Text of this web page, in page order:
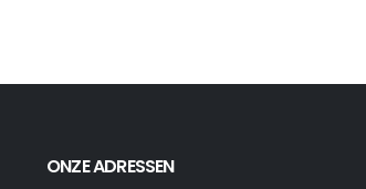
ONZE ADRESSEN